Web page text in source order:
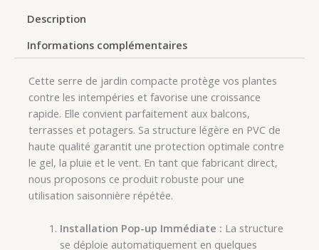
Description
Informations complémentaires
Cette serre de jardin compacte protège vos plantes
contre les intempéries et favorise une croissance
rapide. Elle convient parfaitement aux balcons,
terrasses et potagers. Sa structure légère en PVC de
haute qualité garantit une protection optimale contre
le gel, la pluie et le vent. En tant que fabricant direct,
nous proposons ce produit robuste pour une
utilisation saisonnière répétée.
Installation Pop-up Immédiate : La structure
se déploie automatiquement en quelques